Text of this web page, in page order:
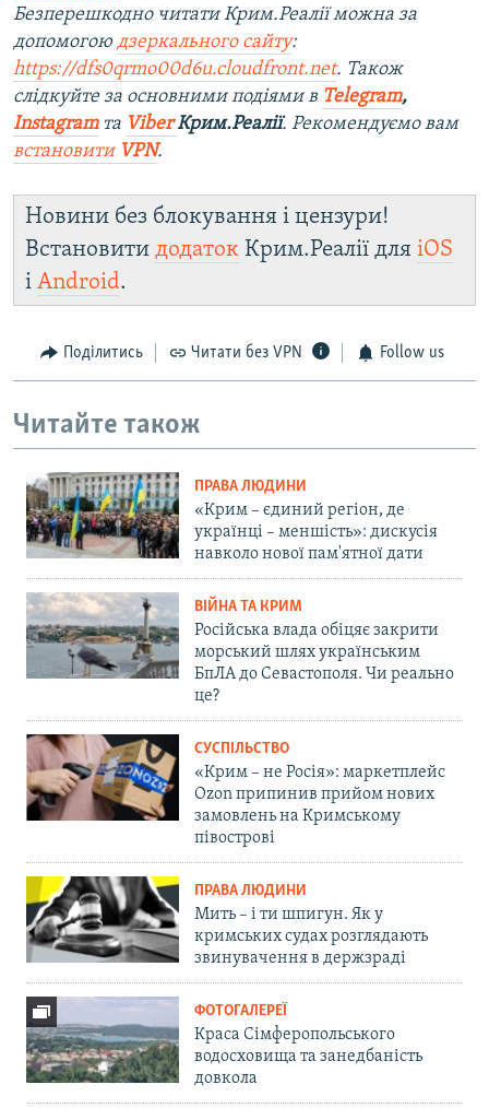
Безперешкодно читати Крим.Реалії можна за
допомогою дзеркального сайту:
https://dfs0qrmo00d6u.cloudfront.net. Також
слідкуйте за основними подіями в Telegram,
Instagramта ViberКрим.Реалії. Рекомендуємо вам
встановити VPN.
Новини без блокування і цензури!
Встановити додаток Крим.Реалії для iOS
і Android.
Поділитись Читати без VPN Follow us
Читайте також
ПРАВА ЛЮДИНИ
«Крим – єдиний регіон, де
українці – меншість»: дискусія
навколо нової пам'ятної дати
ВІЙНА ТА КРИМ
Російська влада обіцяє закрити
морський шлях українським
БпЛА до Севастополя. Чи реально
це?
СУСПІЛЬСТВО
«Крим – не Росія»: маркетплейс
Ozon припинив прийом нових
замовлень на Кримському
півострові
ПРАВА ЛЮДИНИ
Мить – і ти шпигун. Як у
кримських судах розглядають
звинувачення в держзраді
ФОТОГАЛЕРЕЇ
Краса Сімферопольського
водосховища та занедбаність
довкола